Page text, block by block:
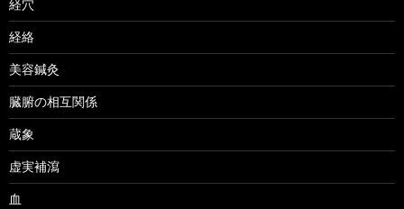
経穴
経絡
美容鍼灸
臓腑の相互関係
蔵象
虚実補瀉
血